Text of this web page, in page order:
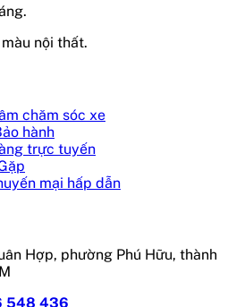
nội thất.
chăm sóc xe
hành
trực tuyến
mại hấp dẫn
Hợp, phường Phú Hữu, thành
548 436